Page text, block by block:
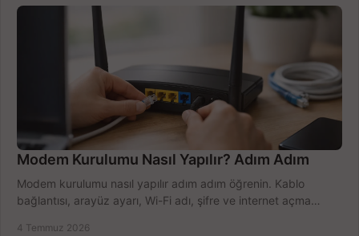
Modem Kurulumu Nasıl Yapılır? Adım Adım
Modem kurulumu nasıl yapılır adım adım öğrenin. Kablo
bağlantısı, arayüz ayarı, Wi-Fi adı, şifre ve internet açma
4 Temmuz 2026